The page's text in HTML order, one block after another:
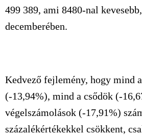
499 389, ami 8480-nal
decemberében.
Kedvező fejlemény, hogy mind
(-13,94%), mind a csődök (-
végelszámolások (-17,91%)
százalékértékekkel csökkent,